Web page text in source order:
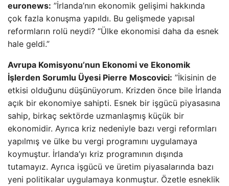
euronews: ”İrlanda’nın ekonomik gelişimi hakkında
çok fazla konuşma yapıldı. Bu gelişmede yapısal
reformların rolü neydi? “Ülke ekonomisi daha da esnek
hale geldi.”
Avrupa Komisyonu’nun Ekonomi ve Ekonomik
İşlerden Sorumlu Üyesi Pierre Moscovici: ”İkisinin de
etkisi olduğunu düşünüyorum. Krizden önce bile İrlanda
açık bir ekonomiye sahipti. Esnek bir işgücü piyasasına
sahip, birkaç sektörde uzmanlaşmış küçük bir
ekonomidir. Ayrıca kriz nedeniyle bazı vergi reformları
yapılmış ve ülke bu vergi programını uygulamaya
koymuştur. İrlanda’yı kriz programının dışında
tutamayız. Ayrıca işgücü ve üretim piyasalarında bazı
yeni politikalar uygulamaya konmuştur. Özetle esneklik